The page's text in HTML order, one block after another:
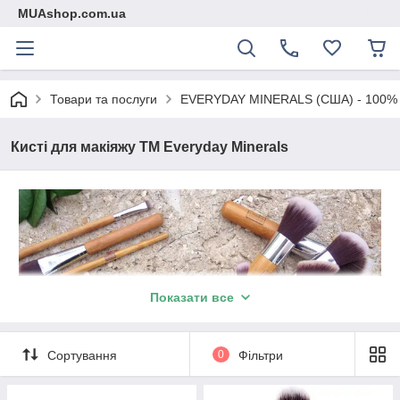
MUAshop.com.ua
Товари та послуги EVERYDAY MINERALS (США) - 100%
Кисті для макіяжу ТМ Everyday Minerals
Показати все
Сортування 0 Фільтри